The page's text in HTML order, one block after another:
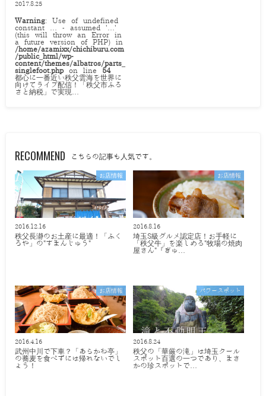
2017.8.25
Warning: Use of undefined
constant … - assumed '…'
(this will throw an Error in
a future version of PHP) in
/home/azamixx/chichiburu.com
/public_html/wp-
content/themes/albatros/parts_
singlefoot.phpon line 54
都心に一番近い秩父雲海を世界に
向けてライブ配信！「秩父市ふる
さと納税」で実現…
RECOMMEND こちらの記事も人気です。
お店情報
2016.12.16
秩父長瀞のお土産に最適！「ふく
ろや」の"すまんじゅう"
お店情報
2016.8.16
埼玉S級グルメ認定店！お手軽に
「秩父牛」を楽しめる"牧場の焼肉
屋さん"『ぎゅ…
お店情報
2016.4.16
武州中川で下車？「あらかわ亭」
の蕎麦を食べずには帰れないでし
ょう！
パワースポット
2016.8.24
秩父の「華厳の滝」は埼玉クール
スポット百選の一つであり、まさ
かの珍スポットで…